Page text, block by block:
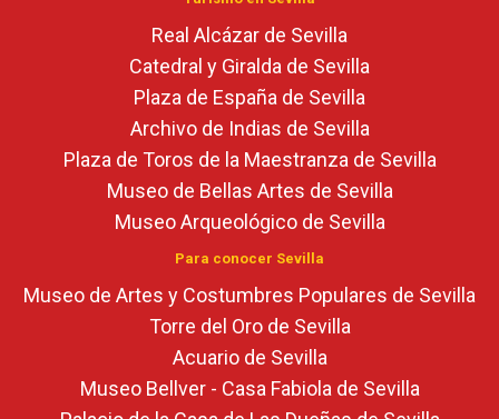
Real Alcázar de Sevilla
Catedral y Giralda de Sevilla
Plaza de España de Sevilla
Archivo de Indias de Sevilla
Plaza de Toros de la Maestranza de Sevilla
Museo de Bellas Artes de Sevilla
Museo Arqueológico de Sevilla
Para conocer Sevilla
Museo de Artes y Costumbres Populares de Sevilla
Torre del Oro de Sevilla
Acuario de Sevilla
Museo Bellver - Casa Fabiola de Sevilla